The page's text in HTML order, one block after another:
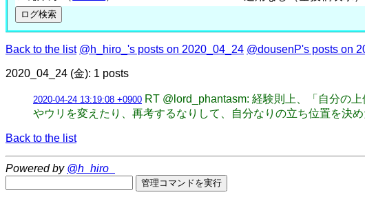
Back to the list @h_hiro_'s posts on 2020_04_24 @dousenP's posts on
2020_04_24 (金): 1 posts
2020-04-24 13:19:08 +0900 RT @lord_phantasm: 経験則上、「自分の
やウリを変えたり、再考するなりして、自分なりの立ち位置を決
Back to the list
Powered by @h_hiro_